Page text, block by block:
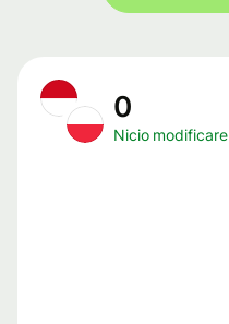
0
Nicio modificare